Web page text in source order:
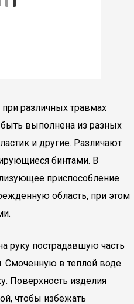
различных травмах
выполнена из разных
и другие. Различают
бинтами. В
приспособление
область, при этом
руку пострадавшую часть
Смоченную в теплой воде
Поверхность изделия
чтобы избежать